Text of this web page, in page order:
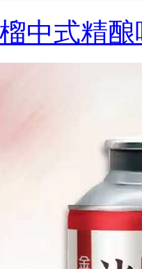
中式精酿